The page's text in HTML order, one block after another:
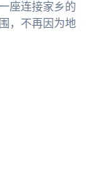
座连接家乡的
，不再因为地